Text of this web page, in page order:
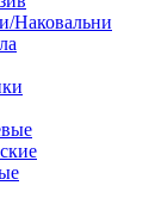
Наковальни